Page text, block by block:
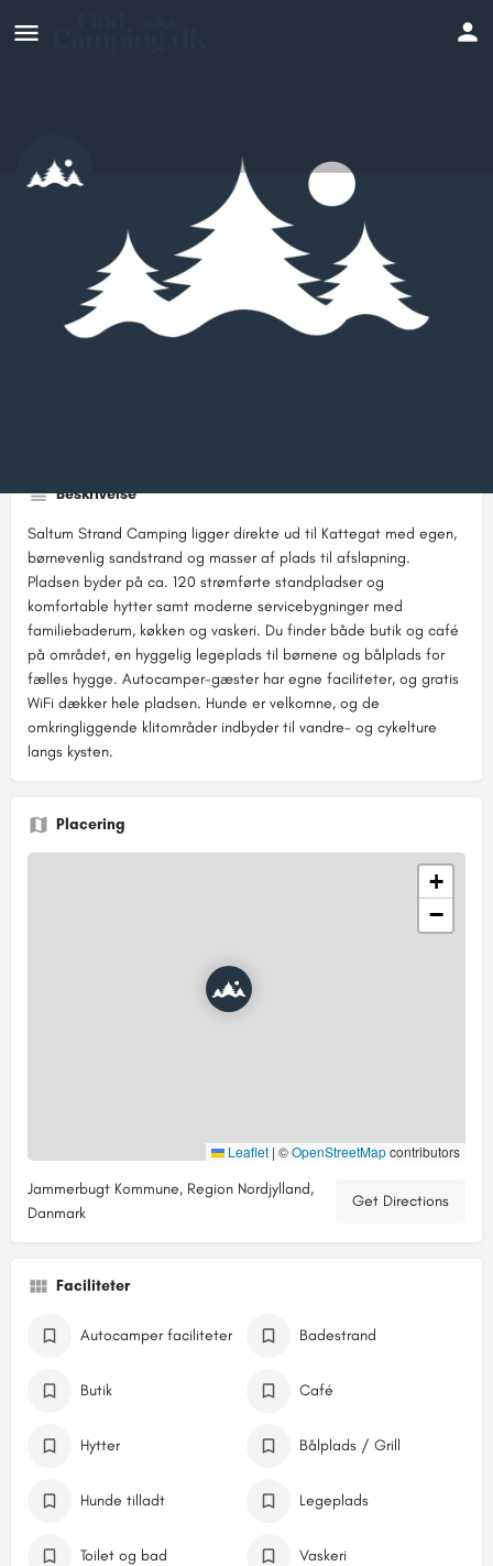
Saltum Strand Camping
Hjemmeside
Beskrivelse
Saltum Strand Camping ligger direkte ud til Kattegat med egen,
børnevenlig sandstrand og masser af plads til afslapning.
Pladsen byder på ca. 120 strømførte standpladser og
komfortable hytter samt moderne servicebygninger med
familiebaderum, køkken og vaskeri. Du finder både butik og café
på området, en hyggelig legeplads til børnene og bålplads for
fælles hygge. Autocamper-gæster har egne faciliteter, og gratis
WiFi dækker hele pladsen. Hunde er velkomne, og de
omkringliggende klitområder indbyder til vandre- og cykelture
langs kysten.
Placering
+
−
Leaflet | ©OpenStreetMapcontributors
Jammerbugt Kommune, Region Nordjylland,
Danmark
Get Directions
Faciliteter
Autocamper faciliteter Badestrand
Butik Café
Hytter Bålplads / Grill
Hunde tilladt Legeplads
Toilet og bad Vaskeri